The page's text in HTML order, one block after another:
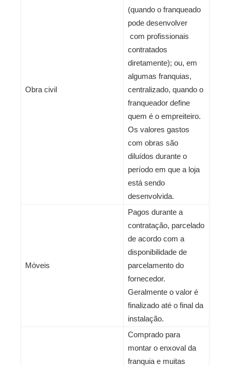
Obra civil
(quando o franqueado
pode desenvolver
com profissionais
contratados
diretamente); ou, em
algumas franquias,
centralizado, quando o
franqueador define
quem é o empreiteiro.
Os valores gastos
com obras são
diluídos durante o
período em que a loja
está sendo
desenvolvida.
Móveis
Pagos durante a
contratação, parcelado
de acordo com a
disponibilidade de
parcelamento do
fornecedor.
Geralmente o valor é
finalizado até o final da
instalação.
Comprado para
montar o enxoval da
franquia e muitas